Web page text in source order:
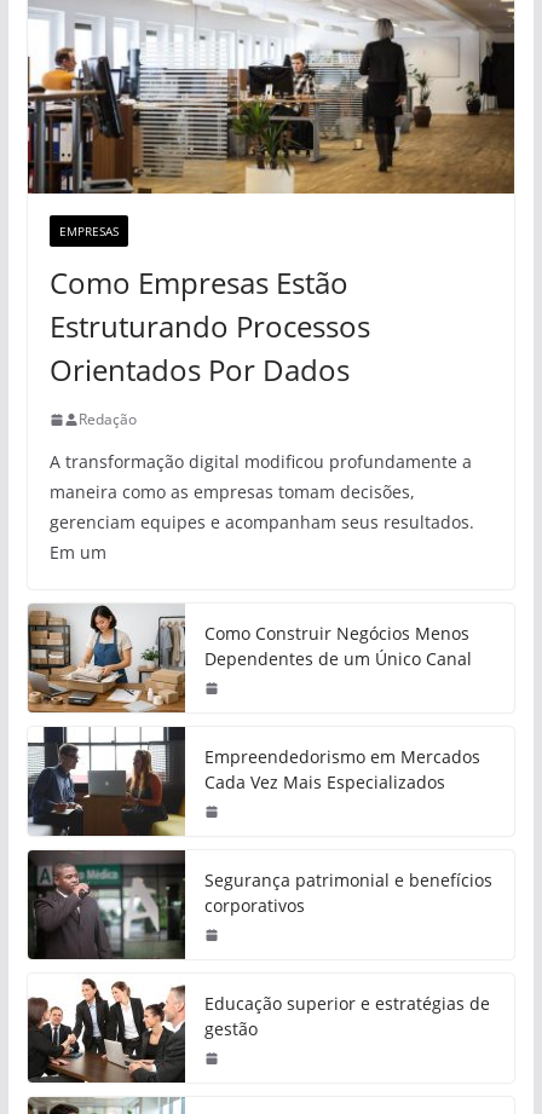
EMPRESAS
Como Empresas Estão
Estruturando Processos
Orientados Por Dados
Redação
A transformação digital modificou profundamente a
maneira como as empresas tomam decisões,
gerenciam equipes e acompanham seus resultados.
Em um
Como Construir Negócios Menos
Dependentes de um Único Canal
Empreendedorismo em Mercados
Cada Vez Mais Especializados
Segurança patrimonial e benefícios
corporativos
Educação superior e estratégias de
gestão